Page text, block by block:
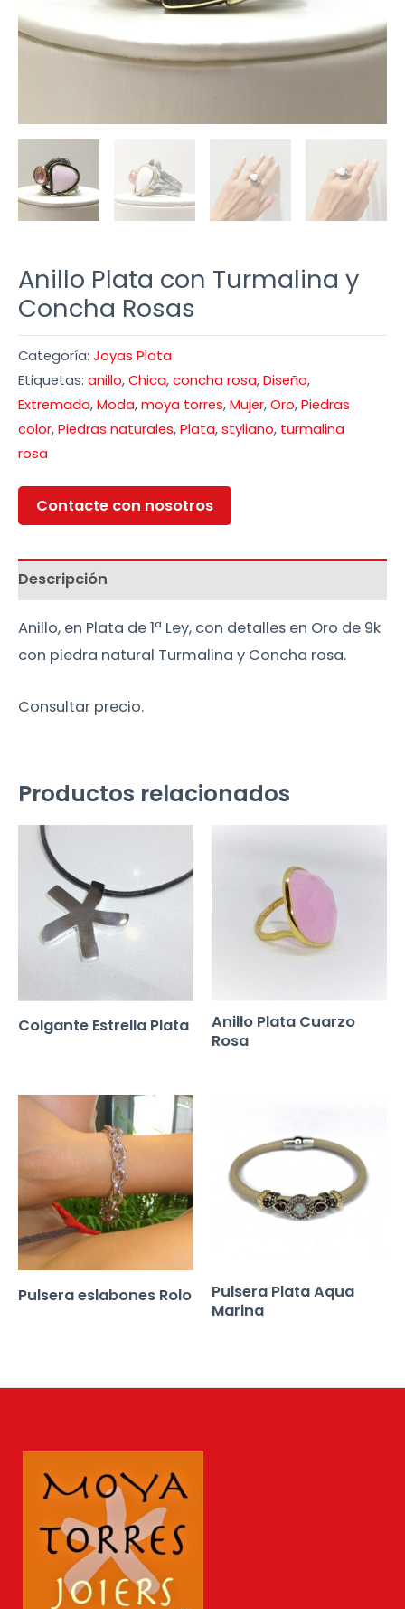
Anillo Plata con Turmalina y
Concha Rosas
Categoría: Joyas Plata
Etiquetas: anillo,Chica,concha rosa,Diseño,
Extremado,Moda,moya torres,Mujer,Oro,Piedras
color,Piedras naturales,Plata,styliano, turmalina
rosa
Contacte con nosotros
Descripción
Anillo, en Plata de 1ª Ley, con detalles en Oro de 9k
con piedra natural Turmalina y Concha rosa.
Consultar precio.
Productos relacionados
Colgante Estrella Plata
Anillo Plata Cuarzo
Rosa
Pulsera eslabones Rolo
Pulsera Plata Aqua
Marina